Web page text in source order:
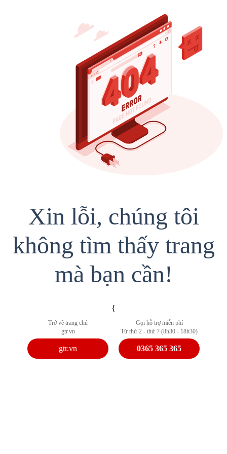
Xin lỗi, chúng tôi
không tìm thấy trang
mà bạn cần!
{
Trở về trang chủ
gtr.vn
gtr.vn
Gọi hỗ trợ miễn phí
Từ thứ 2 - thứ 7 (8h30 - 18h30)
0365 365 365